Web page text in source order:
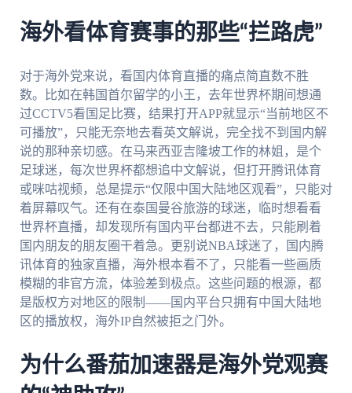
海外看体育赛事的那些“拦路虎”
对于海外党来说，看国内体育直播的痛点简直数不胜
数。比如在韩国首尔留学的小王，去年世界杯期间想通
过CCTV5看国足比赛，结果打开APP就显示“当前地区不
可播放”，只能无奈地去看英文解说，完全找不到国内解
说的那种亲切感。在马来西亚吉隆坡工作的林姐，是个
足球迷，每次世界杯都想追中文解说，但打开腾讯体育
或咪咕视频，总是提示“仅限中国大陆地区观看”，只能对
着屏幕叹气。还有在泰国曼谷旅游的球迷，临时想看看
世界杯直播，却发现所有国内平台都进不去，只能刷着
国内朋友的朋友圈干着急。更别说NBA球迷了，国内腾
讯体育的独家直播，海外根本看不了，只能看一些画质
模糊的非官方流，体验差到极点。这些问题的根源，都
是版权方对地区的限制——国内平台只拥有中国大陆地
区的播放权，海外IP自然被拒之门外。
为什么番茄加速器是海外党观赛